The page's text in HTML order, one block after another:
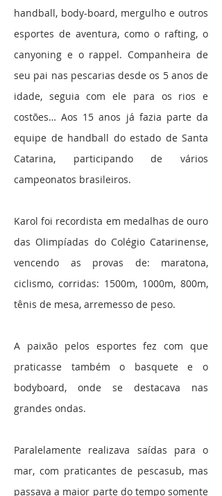
handball, body-board, mergulho e outros
esportes de aventura, como o rafting, o
canyoning e o rappel. Companheira de
seu pai nas pescarias desde os 5 anos de
idade, seguia com ele para os rios e
costões… Aos 15 anos já fazia parte da
equipe de handball do estado de Santa
Catarina, participando de vários
campeonatos brasileiros.
Karol foi recordista em medalhas de ouro
das Olimpíadas do Colégio Catarinense,
vencendo as provas de: maratona,
ciclismo, corridas: 1500m, 1000m, 800m,
tênis de mesa, arremesso de peso.
A paixão pelos esportes fez com que
praticasse também o basquete e o
bodyboard, onde se destacava nas
grandes ondas.
Paralelamente realizava saídas para o
mar, com praticantes de pescasub, mas
passava a maior parte do tempo somente